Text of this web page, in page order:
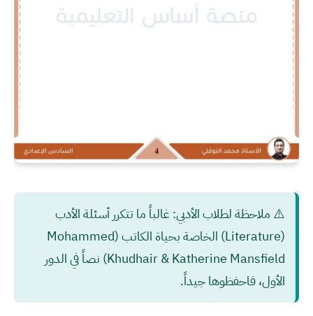
⚠️ ملاحظة لطلاب الأدبي: غالباً ما تتكرر أسئلة الأدب
(Literature) الخاصة بحياة الكاتب (Mohammed
Khudhair & Katherine Mansfield) نصاً في الدور
الأول، فاحفظوها جيداً.